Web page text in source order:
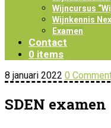
Wijncursus
Wijnkennis
Examen
Contact
0 items
8 januari 2022 0
SDEN examen